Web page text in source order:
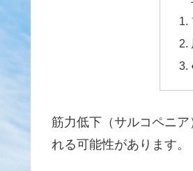
筋力低下（サルコペニ
れる可能性があります。